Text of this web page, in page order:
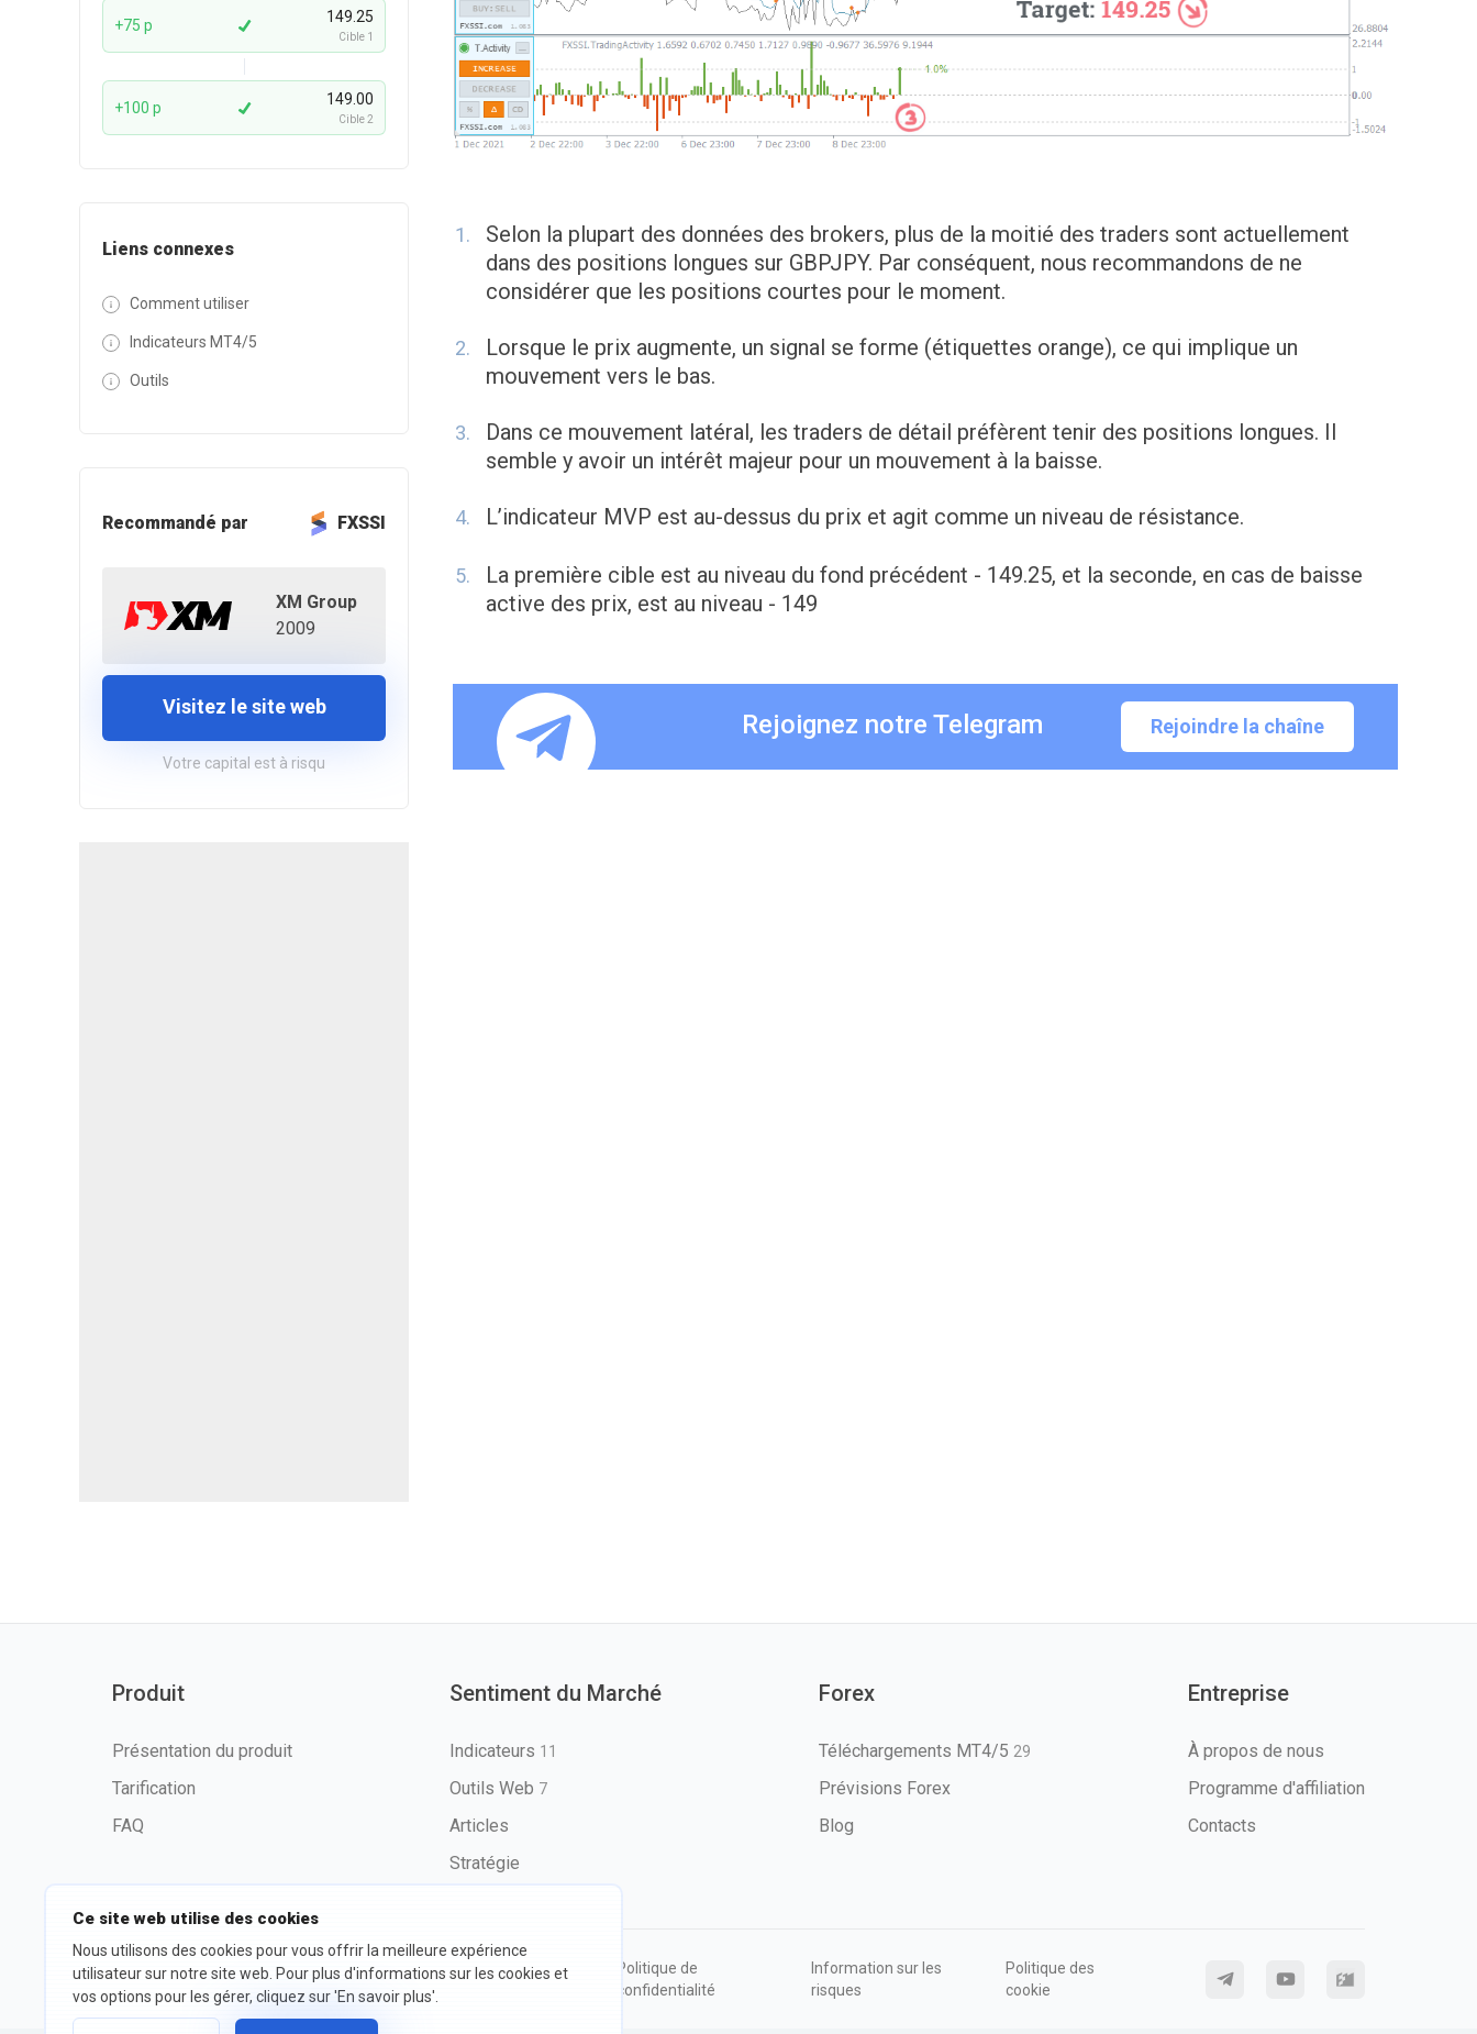
Ce site web utilise des cookies
Nous utilisons des cookies pour vous offrir la meilleure expérience
utilisateur sur notre site web. Pour plus d'informations sur les cookies et
vos options pour les gérer, cliquez sur 'En savoir plus'.
+75 p 149.25
Cible 1
+100 p 149.00
Cible 2
Liens connexes
Comment utiliser
Indicateurs MT4/5
Outils
Recommandé par FXSSI
XM Group
2009
Visitez le site web
Votre capital est à risqu
Selon la plupart des données des brokers, plus de la moitié des traders sont actuellement
dans des positions longues sur GBPJPY. Par conséquent, nous recommandons de ne
considérer que les positions courtes pour le moment.
Lorsque le prix augmente, un signal se forme (étiquettes orange), ce qui implique un
mouvement vers le bas.
Dans ce mouvement latéral, les traders de détail préfèrent tenir des positions longues. Il
semble y avoir un intérêt majeur pour un mouvement à la baisse.
L’indicateur MVP est au-dessus du prix et agit comme un niveau de résistance.
La première cible est au niveau du fond précédent - 149.25, et la seconde, en cas de baisse
active des prix, est au niveau - 149
Rejoignez notre Telegram Rejoindre la chaîne
Produit
Présentation du produit
Tarification
FAQ
Sentiment du Marché
Indicateurs 11
Outils Web 7
Articles
Stratégie
Forex
Téléchargements MT4/5 29
Prévisions Forex
Blog
Entreprise
À propos de nous
Programme d'affiliation
Contacts
©2026 fxssi.com Tous droits
réservés
Conditions
Politique de
confidentialité
Information sur les
risques
Politique des
cookie